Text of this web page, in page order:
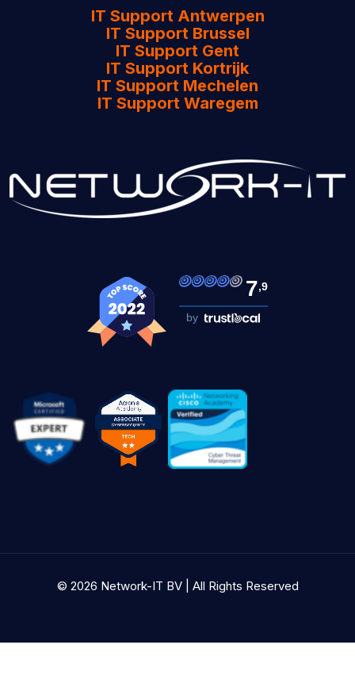
IT Support Antwerpen
IT Support Brussel
IT Support Gent
IT Support Kortrijk
IT Support Mechelen
IT Support Waregem
7,9
by
© 2026 Network-IT BV | All Rights Reserved